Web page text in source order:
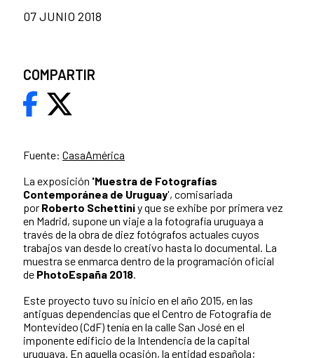
Fuente: CasaAmérica
La exposición 'Muestra de Fotografías
Contemporánea de Uruguay', comisariada
por Roberto Schettiniy que se exhibe por primera vez
en Madrid, supone un viaje a la fotografía uruguaya a
través de la obra de diez fotógrafos actuales cuyos
trabajos van desde lo creativo hasta lo documental. La
muestra se enmarca dentro de la programación oficial
de PhotoEspaña 2018.
Este proyecto tuvo su inicio en el año 2015, en las
antiguas dependencias que el Centro de Fotografía de
Montevideo (CdF) tenía en la calle San José en el
imponente edificio de la Intendencia de la capital
uruguaya. En aquella ocasión, la entidad española;
07 JUNIO 2018
COMPARTIR